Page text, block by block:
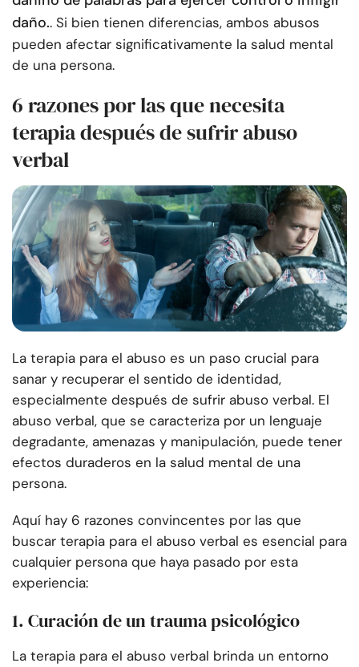
daño.. Si bien tienen diferencias, ambos abusos
pueden afectar significativamente la salud mental
de una persona.
6 razones por las que necesita
terapia después de sufrir abuso
verbal
La terapia para el abuso es un paso crucial para
sanar y recuperar el sentido de identidad,
especialmente después de sufrir abuso verbal. El
abuso verbal, que se caracteriza por un lenguaje
degradante, amenazas y manipulación, puede tener
efectos duraderos en la salud mental de una
persona.
Aquí hay 6 razones convincentes por las que
buscar terapia para el abuso verbal es esencial para
cualquier persona que haya pasado por esta
experiencia:
1. Curación de un trauma psicológico
La terapia para el abuso verbal brinda un entorno